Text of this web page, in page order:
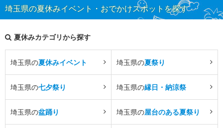
埼玉県の夏休みイベント・おでかけスポットを探す
夏休みカテゴリから探す
埼玉県の夏休みイベント 埼玉県の夏祭り
埼玉県の七夕祭り 埼玉県の縁日・納涼祭
埼玉県の盆踊り 埼玉県の屋台のある夏祭り